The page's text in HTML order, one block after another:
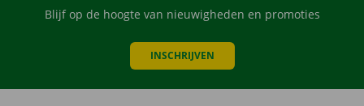
Blijf op de hoogte van nieuwigheden en promoties
INSCHRIJVEN